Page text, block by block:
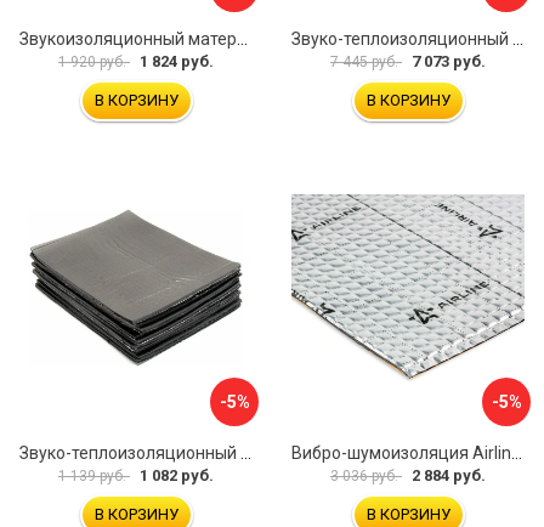
1 920 руб. 1 824 руб.
В КОРЗИНУ
7 445 руб. 7 073 руб.
В КОРЗИНУ
-5%
1 139 руб. 1 082 руб.
В КОРЗИНУ
-5%
3 036 руб. 2 884 руб.
В КОРЗИНУ